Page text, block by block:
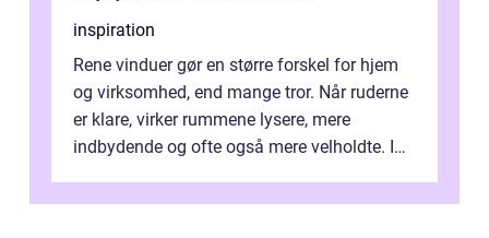
inspiration
Rene vinduer gør en større forskel for hjem
og virksomhed, end mange tror. Når ruderne
er klare, virker rummene lysere, mere
indbydende og ofte også mere velholdte. I